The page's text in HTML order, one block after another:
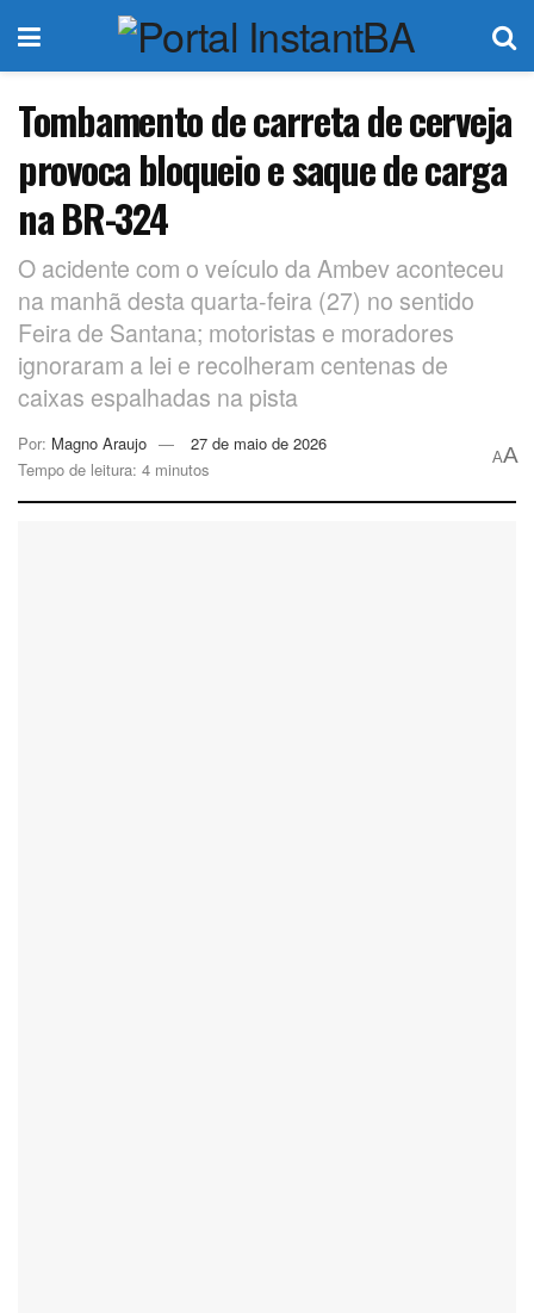
Tombamento de carreta de cerveja
provoca bloqueio e saque de carga
na BR-324
O acidente com o veículo da Ambev aconteceu
na manhã desta quarta-feira (27) no sentido
Feira de Santana; motoristas e moradores
ignoraram a lei e recolheram centenas de
caixas espalhadas na pista
Por: Magno Araujo
27 de maio de 2026
Tempo de leitura: 4 minutos
AA